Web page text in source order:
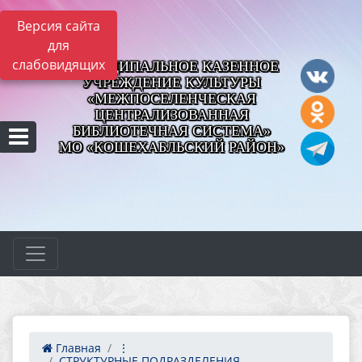
Версия сайта
для
слабовидящихМУНИЦИПАЛЬНОЕ КАЗЕННОЕ
УЧРЕЖДЕНИЕ КУЛЬТУРЫ
«МЕЖПОСЕЛЕНЧЕСКАЯ
ЦЕНТРАЛИЗОВАННАЯ
БИБЛИОТЕЧНАЯ СИСТЕМА»
МО «КОШЕХАБЛЬСКИЙ РАЙОН»
Главная
⋮